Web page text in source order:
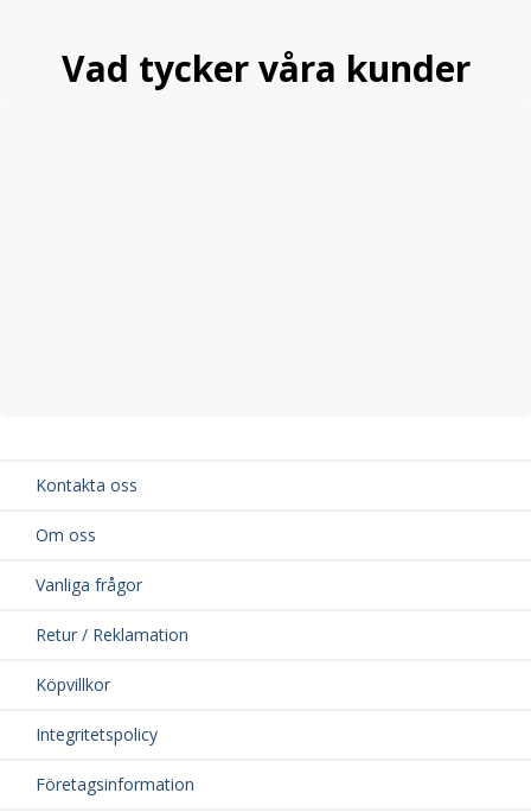
Vad tycker våra kunder
Kontakta oss
Om oss
Vanliga frågor
Retur / Reklamation
Köpvillkor
Integritetspolicy
Företagsinformation